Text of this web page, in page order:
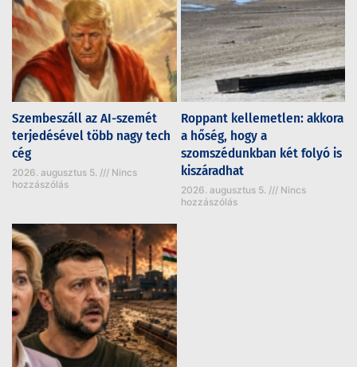
Szembeszáll az AI-szemét
terjedésével több nagy tech
cég
2026. augusztus 5.
Nincs
hozzászólás
Roppant kellemetlen: akkora
a hőség, hogy a
szomszédunkban két folyó is
kiszáradhat
2026. augusztus 5.
Nincs
hozzászólás